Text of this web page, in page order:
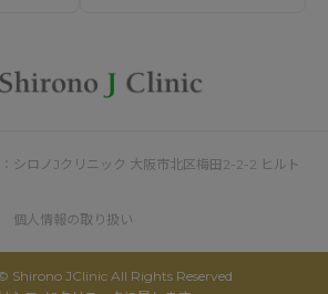
シロノJクリニック 大阪市北区梅田2-2-2 ヒルト
個人情報の取り扱い
Shirono JClinic All Rights Reserved